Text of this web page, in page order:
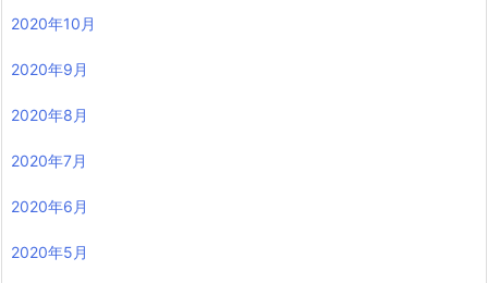
2020年10月
2020年9月
2020年8月
2020年7月
2020年6月
2020年5月